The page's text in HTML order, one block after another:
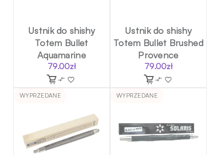
Ustnik do shishy
Totem Bullet
Aquamarine
79.00zł
Ustnik do shishy
Totem Bullet Brushed
Provence
79.00zł
WYPRZEDANE WYPRZEDANE